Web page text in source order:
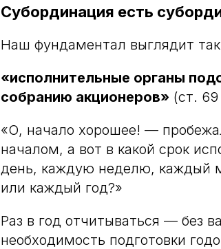
Субординация есть
Наш фундаментал выглядит так
«исполнительные органы
собранию акционеров» (ст.
«О, начало хорошее! —
началом, а вот в какой срок
день, каждую неделю, каждый
или каждый год?»
Раз в год отчитываться — без
необходимость подготовки